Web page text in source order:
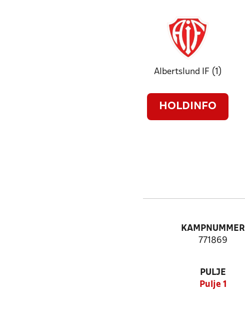
Albertslund IF (1)
HOLDINFO
KAMPNUMMER
771869
PULJE
Pulje 1